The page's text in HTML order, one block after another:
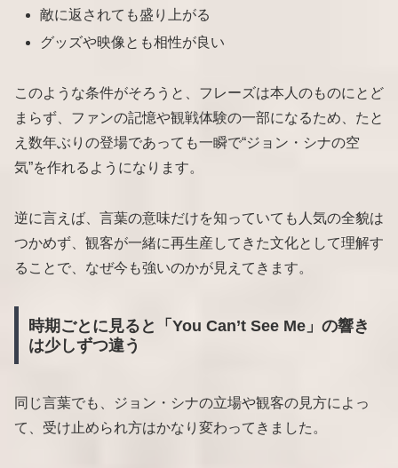
敵に返されても盛り上がる
グッズや映像とも相性が良い
このような条件がそろうと、フレーズは本人のものにとど
まらず、ファンの記憶や観戦体験の一部になるため、たと
え数年ぶりの登場であっても一瞬で“ジョン・シナの空
気”を作れるようになります。
逆に言えば、言葉の意味だけを知っていても人気の全貌は
つかめず、観客が一緒に再生産してきた文化として理解す
ることで、なぜ今も強いのかが見えてきます。
時期ごとに見ると「You Can’t See Me」の響き
は少しずつ違う
同じ言葉でも、ジョン・シナの立場や観客の見方によっ
て、受け止められ方はかなり変わってきました。